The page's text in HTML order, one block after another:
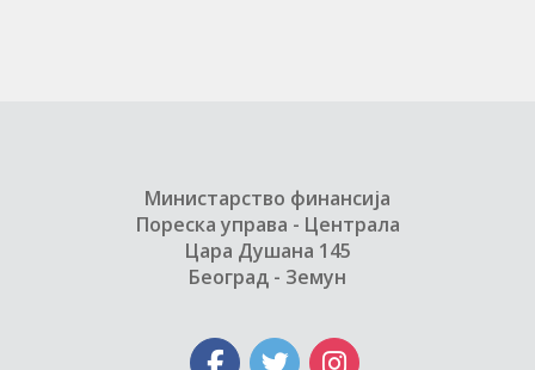
Министарство финансија
Пореска управа - Централа
Цара Душана 145
Београд - Земун